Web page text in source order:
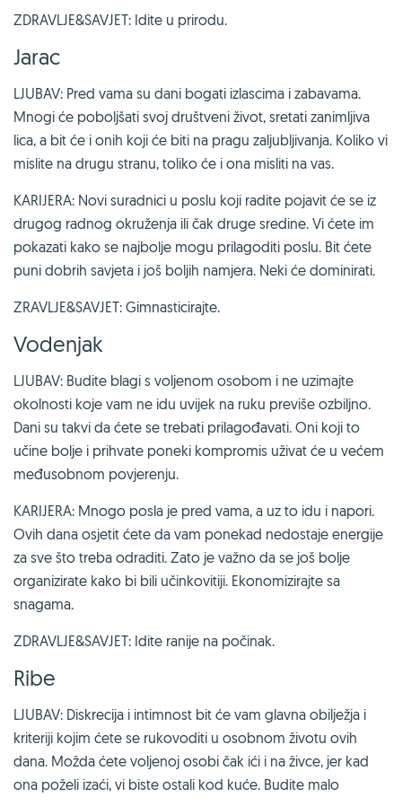
ZDRAVLJE&SAVJET: Idite u prirodu.
Jarac
LJUBAV: Pred vama su dani bogati izlascima i zabavama.
Mnogi će poboljšati svoj društveni život, sretati zanimljiva
lica, a bit će i onih koji će biti na pragu zaljubljivanja. Koliko vi
mislite na drugu stranu, toliko će i ona misliti na vas.
KARIJERA: Novi suradnici u poslu koji radite pojavit će se iz
drugog radnog okruženja ili čak druge sredine. Vi ćete im
pokazati kako se najbolje mogu prilagoditi poslu. Bit ćete
puni dobrih savjeta i još boljih namjera. Neki će dominirati.
ZRAVLJE&SAVJET: Gimnasticirajte.
Vodenjak
LJUBAV: Budite blagi s voljenom osobom i ne uzimajte
okolnosti koje vam ne idu uvijek na ruku previše ozbiljno.
Dani su takvi da ćete se trebati prilagođavati. Oni koji to
učine bolje i prihvate poneki kompromis uživat će u većem
međusobnom povjerenju.
KARIJERA: Mnogo posla je pred vama, a uz to idu i napori.
Ovih dana osjetit ćete da vam ponekad nedostaje energije
za sve što treba odraditi. Zato je važno da se još bolje
organizirate kako bi bili učinkovitiji. Ekonomizirajte sa
snagama.
ZDRAVLJE&SAVJET: Idite ranije na počinak.
Ribe
LJUBAV: Diskrecija i intimnost bit će vam glavna obilježja i
kriteriji kojim ćete se rukovoditi u osobnom životu ovih
dana. Možda ćete voljenoj osobi čak ići i na živce, jer kad
ona poželi izaći, vi biste ostali kod kuće. Budite malo